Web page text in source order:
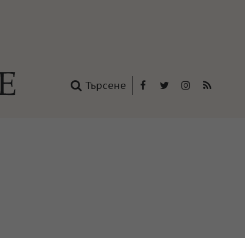
Търсене